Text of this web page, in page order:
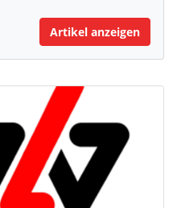
Artikel anzeigen